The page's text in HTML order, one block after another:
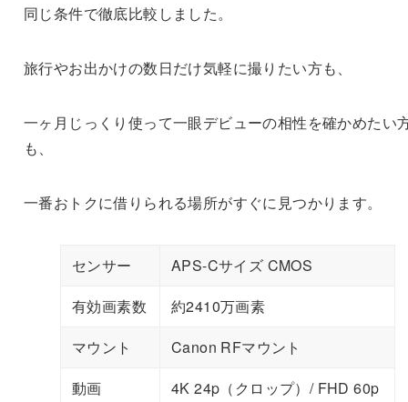
同じ条件で徹底比較しました。
旅行やお出かけの数日だけ気軽に撮りたい方も、
一ヶ月じっくり使って一眼デビューの相性を確かめたい
も、
一番おトクに借りられる場所がすぐに見つかります。
センサー
APS-Cサイズ CMOS
有効画素数
約2410万画素
マウント
Canon RFマウント
動画
4K 24p（クロップ）/ FHD 60p